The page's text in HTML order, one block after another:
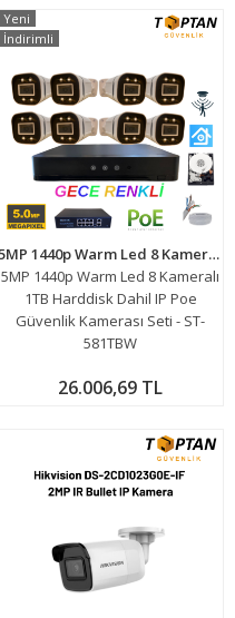
5MP 1440p Warm Led 8 Kameralı 1TB Harddisk Dahil IP Poe Güvenlik Kamerası Seti - ST-581TBW
5MP 1440p Warm Led 8 Kameralı
1TB Harddisk Dahil IP Poe
Güvenlik Kamerası Seti - ST-
581TBW
26.006,69 TL
Yeni
İndirimli